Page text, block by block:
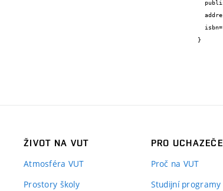
}
ŽIVOT NA VUT
Atmosféra VUT
Prostory školy
PRO UCHAZEČE
Proč na VUT
Studijní programy